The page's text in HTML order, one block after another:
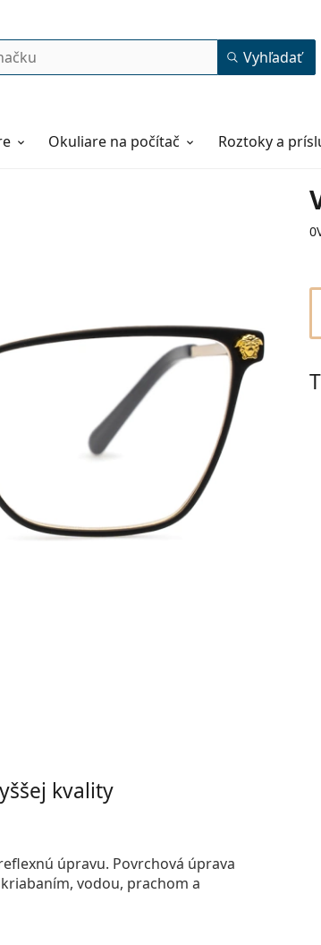
Vyhľadať
Okuliare na počítač Roztoky a
Dĺžka stranice
Dĺžka
stranice
kvality
úpravu. Povrchová úprava
vodou, prachom a